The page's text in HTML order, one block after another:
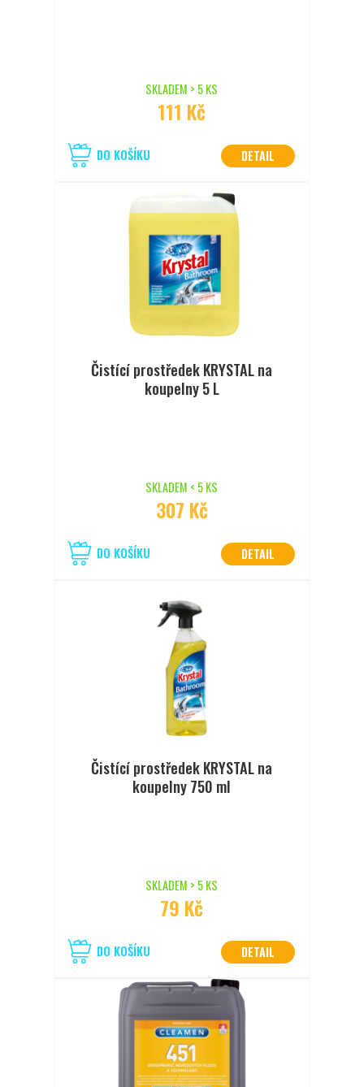
SKLADEM > 5 KS
111 Kč
DETAIL
DO KOŠÍKU
Čistící prostředek KRYSTAL na
koupelny 5 L
SKLADEM < 5 KS
307 Kč
DETAIL
DO KOŠÍKU
Čistící prostředek KRYSTAL na
koupelny 750 ml
SKLADEM > 5 KS
79 Kč
DETAIL
DO KOŠÍKU